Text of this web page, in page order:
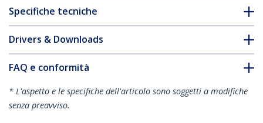
Specifiche tecniche
Drivers & Downloads
FAQ e conformità
* L'aspetto e le specifiche dell'articolo sono soggetti a modifiche
senza preavviso.